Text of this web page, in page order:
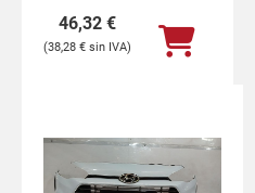
46,32 €
38,28 €